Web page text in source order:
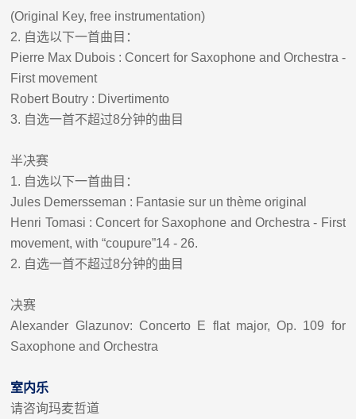
(Original Key, free instrumentation)
2. 自选以下一首曲目：
Pierre Max Dubois : Concert for Saxophone and Orchestra -
First movement
Robert Boutry : Divertimento
3. 自选一首不超过8分钟的曲目
半决赛
1. 自选以下一首曲目：
Jules Demersseman : Fantasie sur un thème original
Henri Tomasi : Concert for Saxophone and Orchestra - First
movement, with “coupure”14 - 26.
2. 自选一首不超过8分钟的曲目
决赛
Alexander Glazunov: Concerto E flat major, Op. 109 for
Saxophone and Orchestra
室内乐
请咨询玛麦哲道